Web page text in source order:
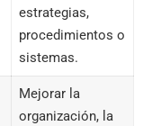
estrategias,
procedimientos o
sistemas.
Mejorar la
organización, la